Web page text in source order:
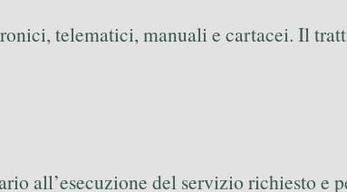
telematici, manuali e cartacei. Il
all’esecuzione del servizio richiesto